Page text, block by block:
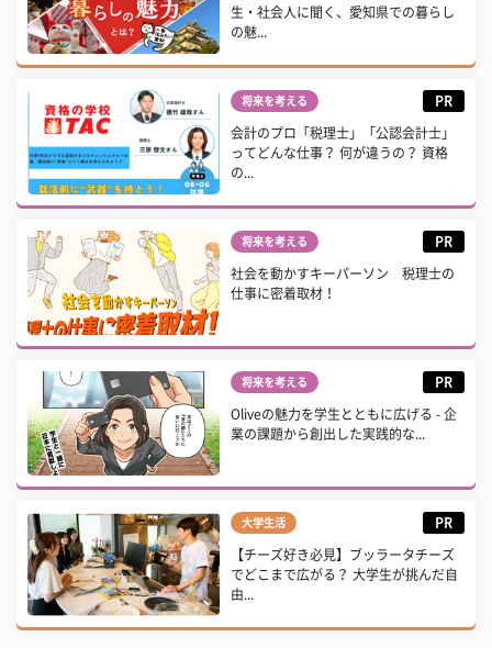
生・社会人に聞く、愛知県での暮らし
の魅...
将来を考える PR
会計のプロ「税理士」「公認会計士」
ってどんな仕事？ 何が違うの？ 資格
の...
将来を考える PR
社会を動かすキーパーソン 税理士の
仕事に密着取材！
将来を考える PR
Oliveの魅力を学生とともに広げる - 企
業の課題から創出した実践的な...
大学生活 PR
【チーズ好き必見】ブッラータチーズ
でどこまで広がる？ 大学生が挑んだ自
由...